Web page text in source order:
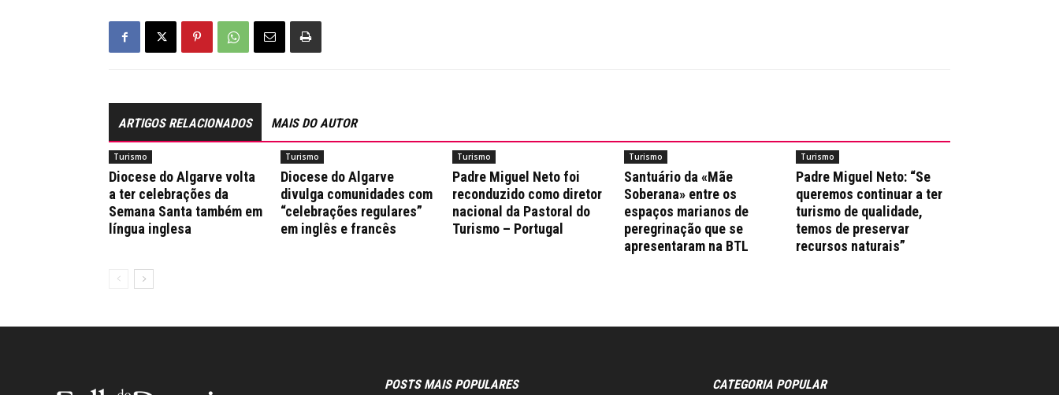
ARTIGOS RELACIONADOS MAIS DO AUTOR
Turismo
Diocese do Algarve volta
a ter celebrações da
Semana Santa também em
língua inglesa
Turismo
Diocese do Algarve
divulga comunidades com
“celebrações regulares”
em inglês e francês
Turismo
Padre Miguel Neto foi
reconduzido como diretor
nacional da Pastoral do
Turismo – Portugal
Turismo
Santuário da «Mãe
Soberana» entre os
espaços marianos de
peregrinação que se
apresentaram na BTL
Turismo
Padre Miguel Neto: “Se
queremos continuar a ter
turismo de qualidade,
temos de preservar
recursos naturais”
POSTS MAIS POPULARES CATEGORIA POPULAR